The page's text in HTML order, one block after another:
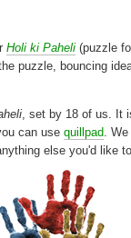
Holi ki Paheli (puzzle
puzzle, bouncing
, set by 18 of us. It
can usequillpad .
else you'd like